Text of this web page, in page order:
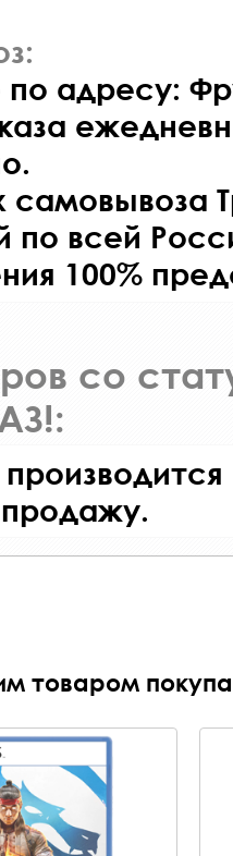
адресу:
самовывоза
по всей
100%
со
товаром